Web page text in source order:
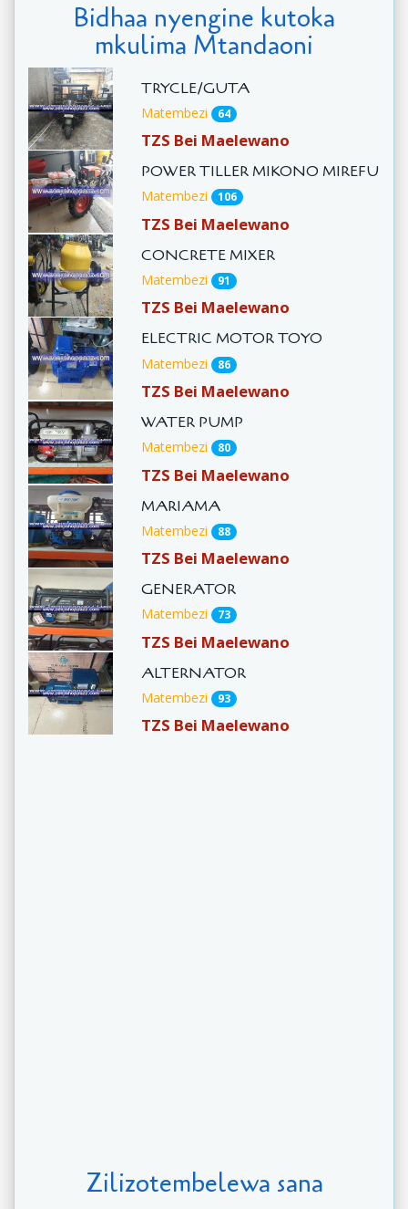
Bidhaa nyengine kutoka
mkulima Mtandaoni
TRYCLE/GUTA
Matembezi 64
TZS Bei Maelewano
POWER TILLER MIKONO MIREFU
Matembezi 106
TZS Bei Maelewano
CONCRETE MIXER
Matembezi 91
TZS Bei Maelewano
ELECTRIC MOTOR TOYO
Matembezi 86
TZS Bei Maelewano
WATER PUMP
Matembezi 80
TZS Bei Maelewano
MARIAMA
Matembezi 88
TZS Bei Maelewano
GENERATOR
Matembezi 73
TZS Bei Maelewano
ALTERNATOR
Matembezi 93
TZS Bei Maelewano
Zilizotembelewa sana